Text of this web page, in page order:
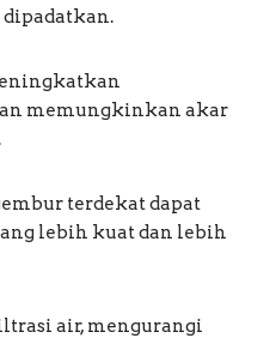
memungkinkan akar
terdekat dapat
lebih kuat dan lebih
air, mengurangi